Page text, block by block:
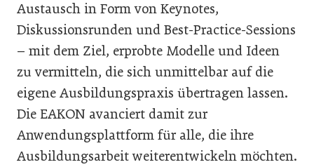
Austausch in Form von Keynotes,
Diskussionsrunden und Best-Practice-Sessions
– mit dem Ziel, erprobte Modelle und Ideen
zu vermitteln, die sich unmittelbar auf die
eigene Ausbildungspraxis übertragen lassen.
Die EAKON avanciert damit zur
Anwendungsplattform für alle, die ihre
Ausbildungsarbeit weiterentwickeln möchten.